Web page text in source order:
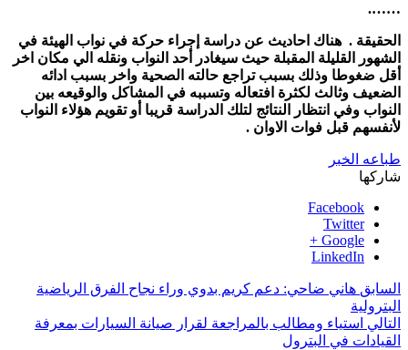
…….
الحقيقة . هناك احاديث عن دراسة إجراء حركة في نواب الهيئة في
الشهور القليلة المقبلة حيث سيغادر أحد النواب ونقله الي مكان اخر
أقل ضغوطا وذلك بسبب تراجع حالته الصحية واخر بسبب ادائه
الضعيف وثالث لكثرة افتعاله وتسببه في المشاكل والوقيعه بين
النواب وفي انتظار النتائج لتلك الدراسة قريبا أو تقويم هؤلاء النواب
لأنفسهم قبل فوات الاوان .
طباعه الخبر
شاركها
Facebook
Twitter
Google +
LinkedIn
السابق هاني ضاحي: دعم كريم بدوي وراء نجاح الفرق الرياضية
البترولية
التالي استياء ومطالب بالمراجعة لقرار صيانة السيارات بمعرفة
القيادات في البترول